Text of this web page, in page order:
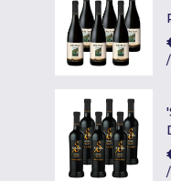
/
/